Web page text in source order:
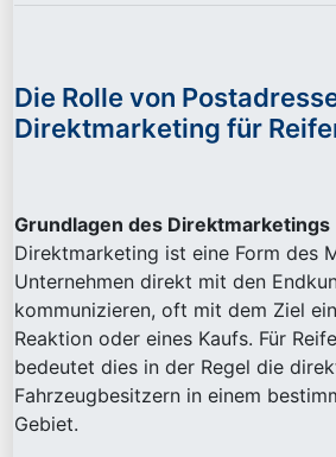
Die Rolle von
Direktmarketing für
Grundlagen des Direktmarketings
Direktmarketing ist eine Form des
Unternehmen direkt mit den
kommunizieren, oft mit dem Ziel
Reaktion oder eines Kaufs. Für
bedeutet dies in der Regel die
Fahrzeugbesitzern in einem
Gebiet.